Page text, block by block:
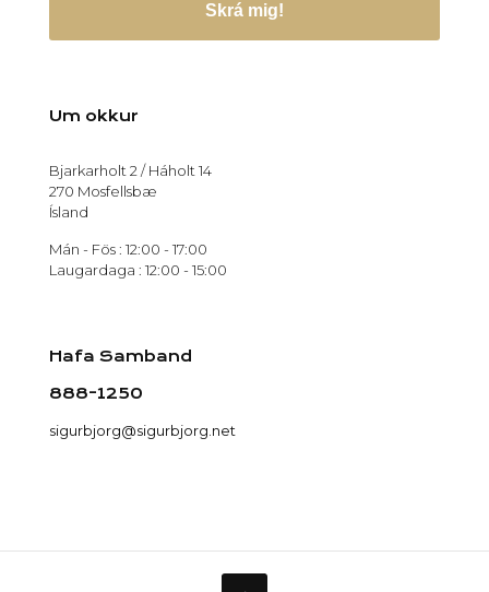
Skrá mig!
Um okkur
Bjarkarholt 2 / Háholt 14
270 Mosfellsbæ
Ísland
Mán - Fös : 12:00 - 17:00
Laugardaga : 12:00 - 15:00
Hafa Samband
888-1250
sigurbjorg@sigurbjorg.net